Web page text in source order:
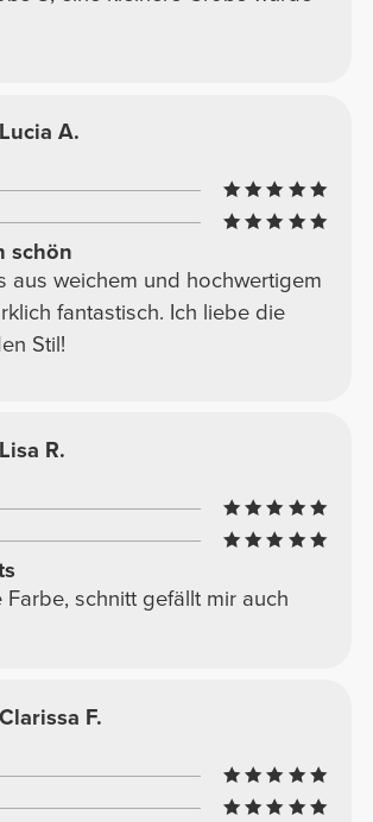
Lucia A.
schön
aus weichem und hochwertigem
fantastisch. Ich liebe die
Stil!
Lisa R.
Farbe, schnitt gefällt mir auch
Clarissa F.